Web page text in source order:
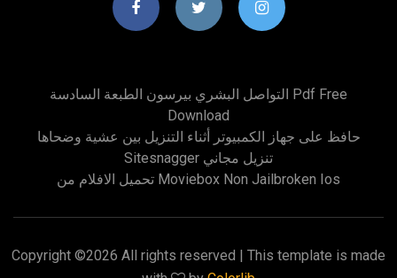
التواصل البشري بيرسون الطبعة السادسة Pdf Free
Download
حافظ على جهاز الكمبيوتر أثناء التنزيل بين عشية وضحاها
Sitesnagger تنزيل مجاني
تحميل الافلام من Moviebox Non Jailbroken Ios
Copyright ©2026 All rights reserved | This template is made